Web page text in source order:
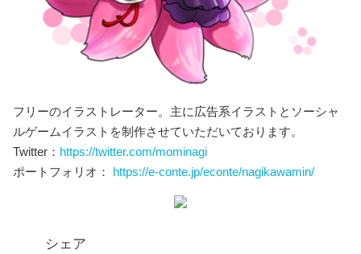
フリーのイラストレーター。主に広告系イラストとソーシャ
ルゲームイラストを制作させていただいております。
Twitter： https://twitter.com/mominagi
ポートフォリオ： https://e-conte.jp/econte/nagikawamin/
シェア